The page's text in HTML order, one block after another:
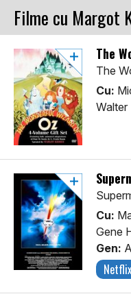
Filme cu Margot
The
The
Cu:
Walter
Cu:
Gene
Gen:
Netflix